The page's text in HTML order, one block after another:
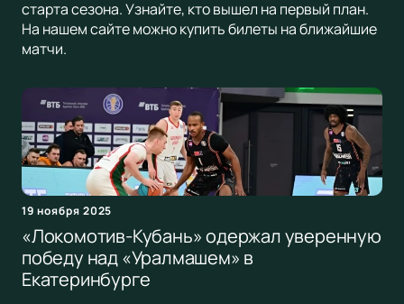
старта сезона. Узнайте, кто вышел на первый план.
На нашем сайте можно купить билеты на ближайшие
матчи.
19 ноября 2025
«Локомотив-Кубань» одержал уверенную
победу над «Уралмашем» в
Екатеринбурге